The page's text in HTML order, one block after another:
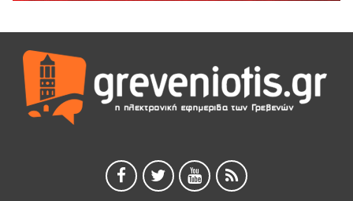
εξοπλισμού γυμναστηρίου
5 Αυγούστου 2026
ΑΗ ΛΑΟΣ | 5 Αυγούστου | Υπαίθριο Θέατρο “Καστράκι”,
Γρεβενά
5 Αυγούστου 2026
5 Αυγούστου 2026